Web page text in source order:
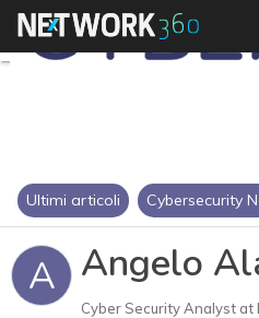
Ultimi articoli Cybersecurity
A Angelo
Cyber Security Analyst at